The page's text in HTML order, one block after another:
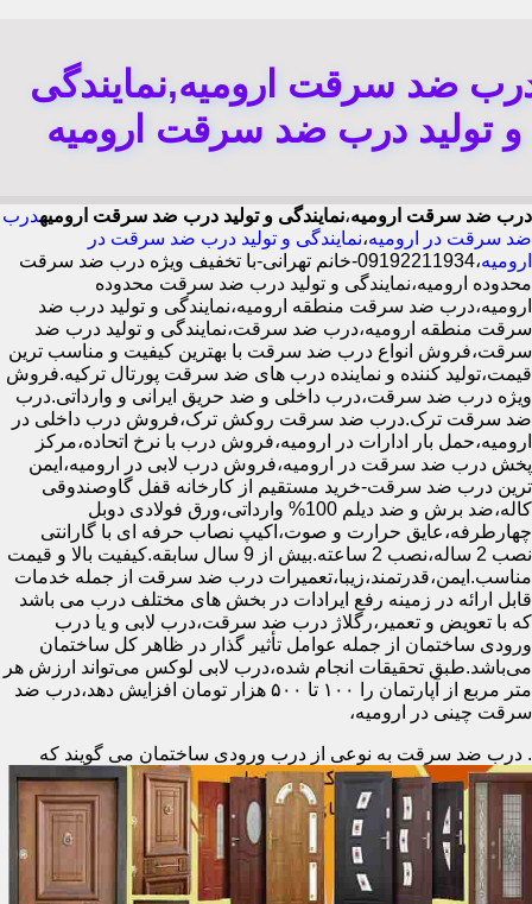
ضد سرقت ارومیه,نمایندگی
و تولید درب ضد سرقت ارومیه
درب ضد سرقت ارومیه،نمایندگی و تولید درب ضد سرقت ارومیهدرب
ضد سرقت در ارومیه،نمایندگی و تولید درب ضد سرقت در
ارومیه
،09192211934-خانم تهرانی-با تخفیف ویژه درب ضد سرقت
محدوده ارومیه،نمایندگی و تولید درب ضد سرقت محدوده
ارومیه،درب ضد سرقت منطقه ارومیه،نمایندگی و تولید درب ضد
سرقت منطقه ارومیه،درب ضد سرقت،نمایندگی و تولید درب ضد
سرقت،فروش انواع درب ضد سرقت با بهترین کیفیت و مناسب ترین
قیمت،تولید کننده و نماینده درب های ضد سرقت پورتال ترکیه.فروش
ویژه درب ضد سرقت،درب داخلی و ضد حریق ایرانی و وارداتی.درب
ضد سرقت ترک.درب ضد سرقت روکش ترک،فروش درب داخلی در
ارومیه،حمل بار ادارات در ارومیه،فروش درب با نرخ اتحاده،مرکز
پخش درب ضد سرقت در ارومیه،فروش درب لابی در ارومیه،ایمن
ترین درب ضد سرقت-خرید مستقیم از کارخانه قفل گاوصندوقی
کاله،ضد برش و ضد دیلم 100% وارداتی،ورق فولادی دوبل
چهارطرفه،عایق حرارت و صوت،اکیپ نصاب حرفه ای با گارانتی
نصب 2 ساله،نصب 2 ساعته.بیش از 9 سال سابقه.کیفیت بالا و قیمت
مناسب.ایمن،قدرتمند،زیبا،تعمیرات درب ضد سرقت از جمله خدمات
قابل ارائه در زمینه رفع ایرادات در بخش های مختلف درب می باشد
که با تعویض و تعمیر،رگلاژ درب ضد سرقت،درب لابی و یا درب
ورودی ساختمان از جمله عوامل تأثیر گذار در ظاهر کل ساختمان
می‌باشد.طبق تحقیقات انجام شده،درب لابی لوکس می‌تواند ارزش هر
متر مربع از آپارتمان را ۱۰۰ تا ۵۰۰ هزار تومان افزایش دهد،درب ضد
سرقت چینی در ارومیه،
. درب ضد سرقت به نوعی از درب ورودی ساختمان می گویند که